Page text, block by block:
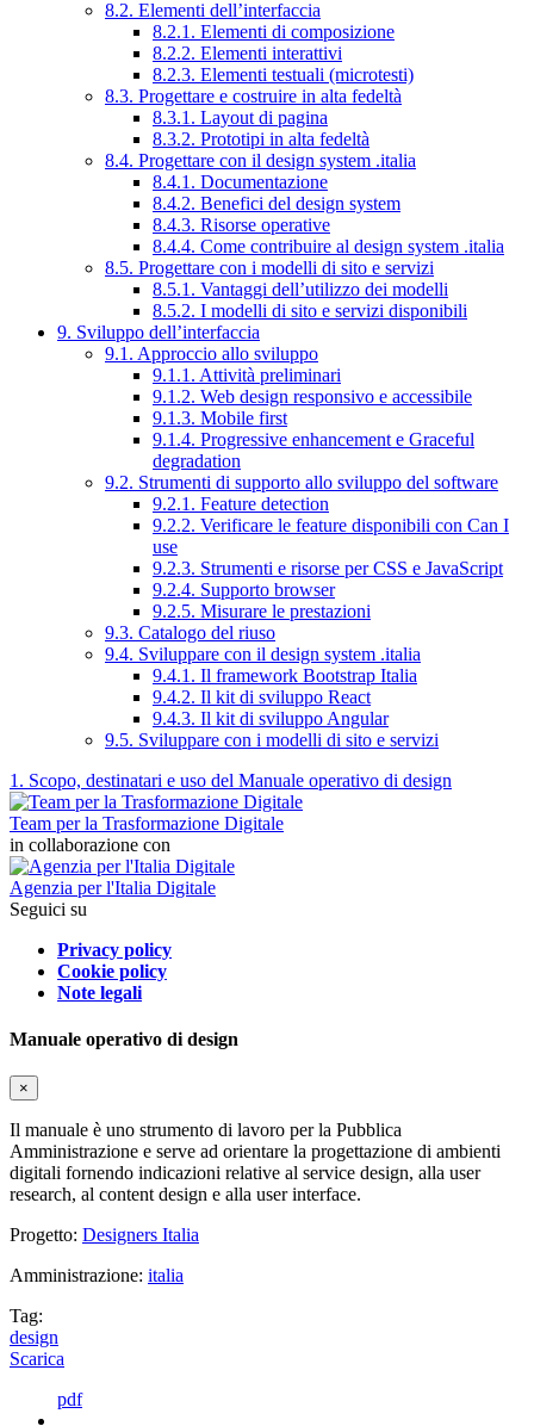
8.2. Elementi dell’interfaccia
8.2.1. Elementi di composizione
8.2.2. Elementi interattivi
8.2.3. Elementi testuali (microtesti)
8.3. Progettare e costruire in alta fedeltà
8.3.1. Layout di pagina
8.3.2. Prototipi in alta fedeltà
8.4. Progettare con il design system .italia
8.4.1. Documentazione
8.4.2. Benefici del design system
8.4.3. Risorse operative
8.4.4. Come contribuire al design system .italia
8.5. Progettare con i modelli di sito e servizi
8.5.1. Vantaggi dell’utilizzo dei modelli
8.5.2. I modelli di sito e servizi disponibili
9. Sviluppo dell’interfaccia
9.1. Approccio allo sviluppo
9.1.1. Attività preliminari
9.1.2. Web design responsivo e accessibile
9.1.3. Mobile first
9.1.4. Progressive enhancement e Graceful
degradation
9.2. Strumenti di supporto allo sviluppo del software
9.2.1. Feature detection
9.2.2. Verificare le feature disponibili con Can I
use
9.2.3. Strumenti e risorse per CSS e JavaScript
9.2.4. Supporto browser
9.2.5. Misurare le prestazioni
9.3. Catalogo del riuso
9.4. Sviluppare con il design system .italia
9.4.1. Il framework Bootstrap Italia
9.4.2. Il kit di sviluppo React
9.4.3. Il kit di sviluppo Angular
9.5. Sviluppare con i modelli di sito e servizi
1. Scopo, destinatari e uso del Manuale operativo di design
Team per la Trasformazione Digitale
in collaborazione con
Agenzia per l'Italia Digitale
Seguici su
Privacy policy
Cookie policy
Note legali
Manuale operativo di design
×
Il manuale è uno strumento di lavoro per la Pubblica
Amministrazione e serve ad orientare la progettazione di ambienti
digitali fornendo indicazioni relative al service design, alla user
research, al content design e alla user interface.
Progetto: Designers Italia
Amministrazione: italia
Tag:
design
Scarica
pdf